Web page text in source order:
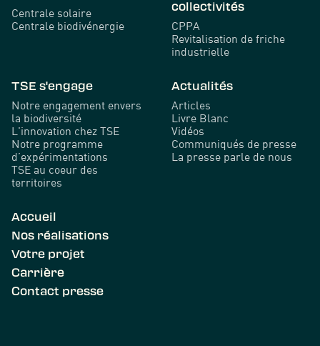
Centrale solaire
Centrale biodivénergie
collectivités
CPPA
Revitalisation de friche
industrielle
TSE s'engage
Notre engagement envers
la biodiversité
L'innovation chez TSE
Notre programme
d’expérimentations
TSE au coeur des
territoires
Actualités
Articles
Livre Blanc
Vidéos
Communiqués de presse
La presse parle de nous
Accueil
Nos réalisations
Votre projet
Carrière
Contact presse